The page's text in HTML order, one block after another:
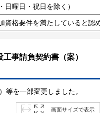
日曜日・祝日を除く）
資格要件を満たしていると認め
事請負契約書（案）
を一部変更しました。
画面サイズで表示